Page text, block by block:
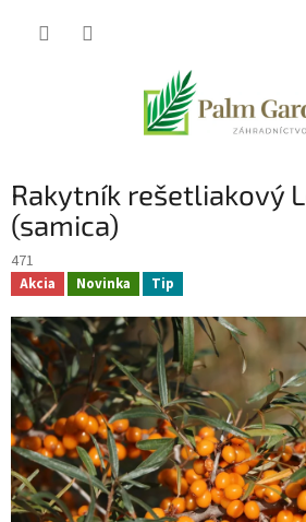
Rakytník rešetliakový
(samica)
471
Akcia Novinka Tip